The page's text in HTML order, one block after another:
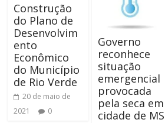
Construção
do Plano de
Desenvolvim
ento
Econômico
do Município
de Rio Verde
20 de maio de
2021
0
Governo
reconhece
situação
emergencial
provocada
pela seca em
cidade de MS